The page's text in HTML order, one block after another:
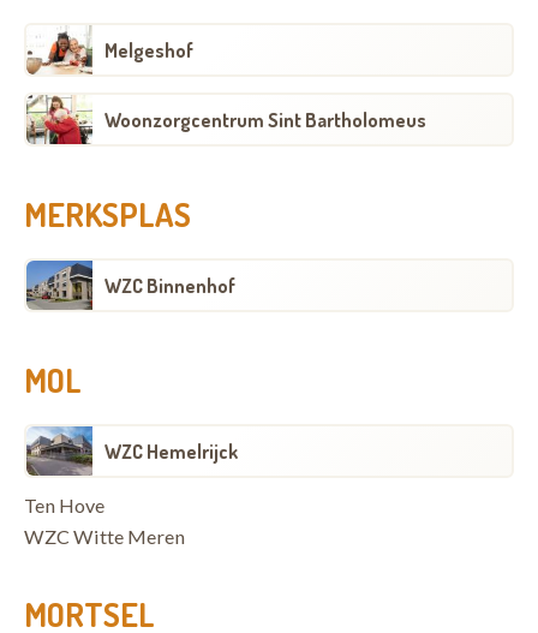
Melgeshof
Woonzorgcentrum Sint Bartholomeus
MERKSPLAS
WZC Binnenhof
MOL
WZC Hemelrijck
Ten Hove
WZC Witte Meren
MORTSEL